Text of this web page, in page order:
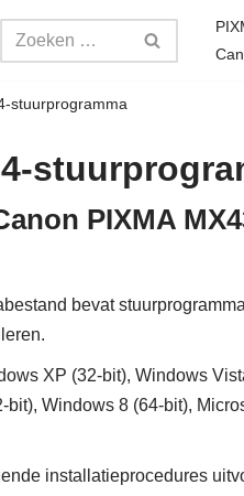
stuurprogramma
PIXMA
bevat
XP (32-bit), Windows
Windows 8 (64-bit),
installatieprocedures